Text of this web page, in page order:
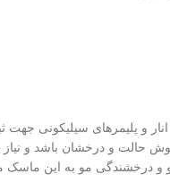
انار و پلیمرهای سیلیکونی
حالت و درخشان باشد و نیاز
و درخشندگی مو به این